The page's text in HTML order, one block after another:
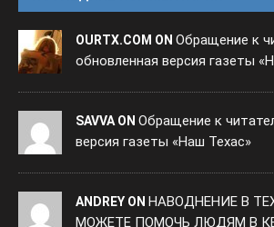
OURTX.COM ON Обращение к
обновленная версия газеты
SAVVA ON Обращение к
версия газеты «Наш Техас»
ANDREY ON НАВОДНЕНИЕ В
МОЖЕТЕ ПОМОЧЬ ЛЮДЯМ В